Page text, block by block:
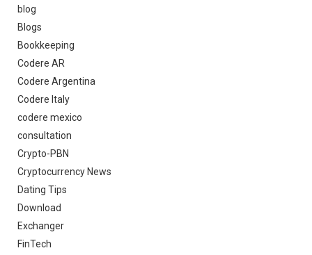
blog
Blogs
Bookkeeping
Codere AR
Codere Argentina
Codere Italy
codere mexico
consultation
Crypto-PBN
Cryptocurrency News
Dating Tips
Download
Exchanger
FinTech